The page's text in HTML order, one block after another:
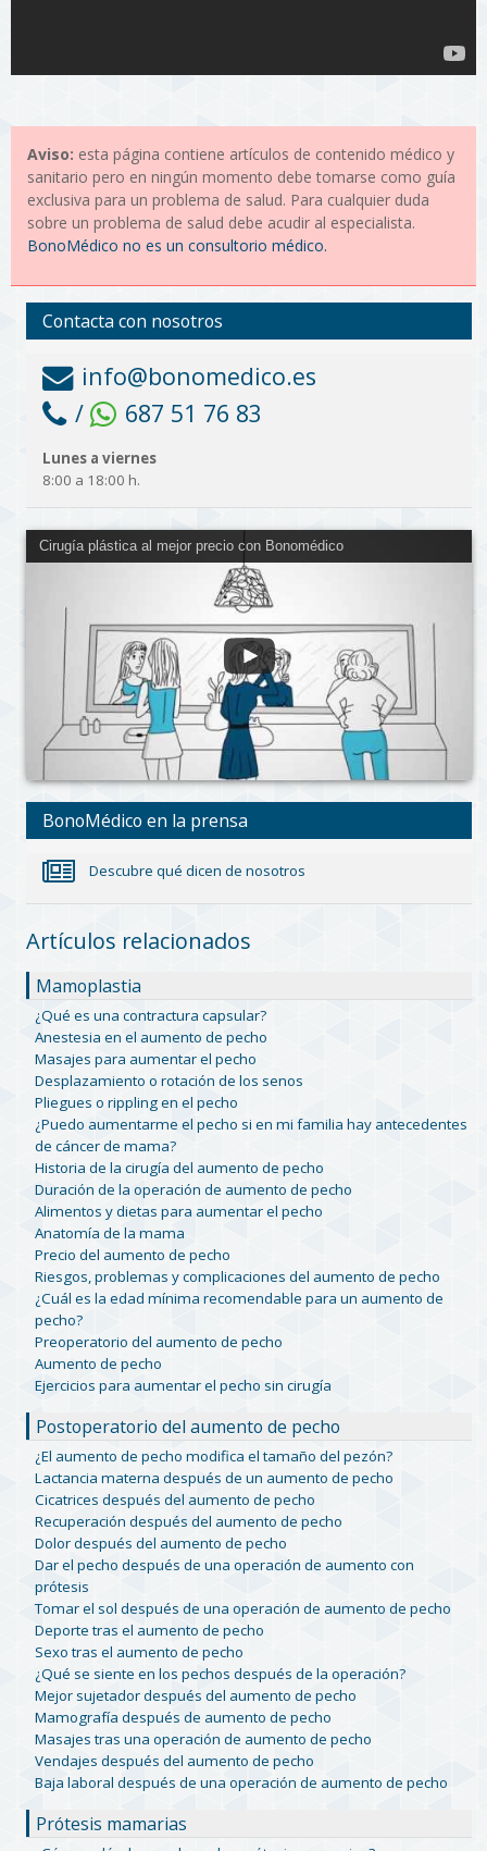
Aviso: esta página contiene artículos de contenido médico y
sanitario pero en ningún momento debe tomarse como guía
exclusiva para un problema de salud. Para cualquier duda
sobre un problema de salud debe acudir al especialista.
BonoMédico no es un consultorio médico.
Contacta con nosotros
info@bonomedico.es
/
687 51 76 83
Lunes a viernes
8:00 a 18:00 h.
Cirugía plástica al mejor precio con Bonomédico
BonoMédico en la prensa
Descubre qué dicen de nosotros
Artículos relacionados
Mamoplastia
¿Qué es una contractura capsular?
Anestesia en el aumento de pecho
Masajes para aumentar el pecho
Desplazamiento o rotación de los senos
Pliegues o rippling en el pecho
¿Puedo aumentarme el pecho si en mi familia hay antecedentes
de cáncer de mama?
Historia de la cirugía del aumento de pecho
Duración de la operación de aumento de pecho
Alimentos y dietas para aumentar el pecho
Anatomía de la mama
Precio del aumento de pecho
Riesgos, problemas y complicaciones del aumento de pecho
¿Cuál es la edad mínima recomendable para un aumento de
pecho?
Preoperatorio del aumento de pecho
Aumento de pecho
Ejercicios para aumentar el pecho sin cirugía
Postoperatorio del aumento de pecho
¿El aumento de pecho modifica el tamaño del pezón?
Lactancia materna después de un aumento de pecho
Cicatrices después del aumento de pecho
Recuperación después del aumento de pecho
Dolor después del aumento de pecho
Dar el pecho después de una operación de aumento con
prótesis
Tomar el sol después de una operación de aumento de pecho
Deporte tras el aumento de pecho
Sexo tras el aumento de pecho
¿Qué se siente en los pechos después de la operación?
Mejor sujetador después del aumento de pecho
Mamografía después de aumento de pecho
Masajes tras una operación de aumento de pecho
Vendajes después del aumento de pecho
Baja laboral después de una operación de aumento de pecho
Prótesis mamarias